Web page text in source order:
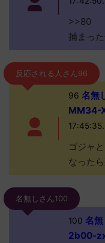
>>80
捕まっ
反応される人さん96
96 名無
MM34-
ゴジャ
なった
名無しさん100
100 名
2b00-